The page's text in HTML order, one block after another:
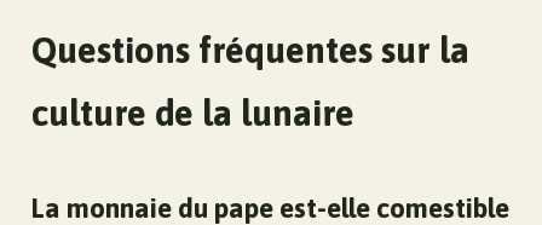
Questions fréquentes sur la
culture de la lunaire
La monnaie du pape est-elle comestible